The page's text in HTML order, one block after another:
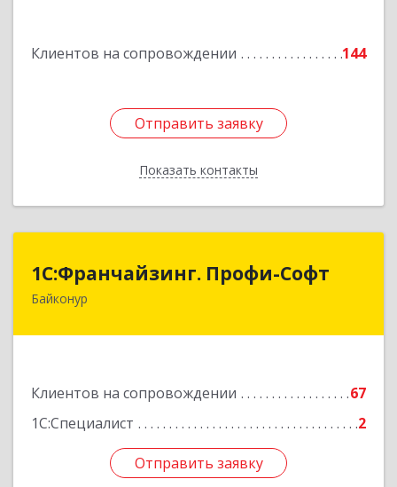
Клиентов на сопровождении 144
Отправить заявку
Показать контакты
Отправить заявку
Назад
1С:Франчайзинг. Профи-Софт
Байконур
Клиентов на сопровождении
67
1С:Специалист
2
Отправить заявку
1С:Франчайзинг. Профи-Софт
468320, Байконур г, Ленина ул, дом № 10,
Отправить заявку